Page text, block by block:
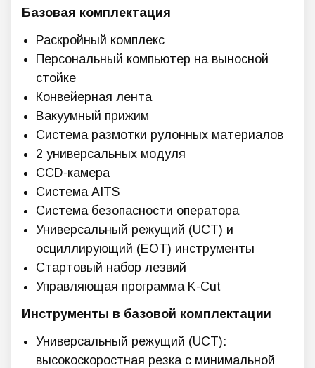
Базовая комплектация
Раскройный комплекс
Персональный компьютер на выносной
стойке
Конвейерная лента
Вакуумный прижим
Система размотки рулонных материалов
2 универсальных модуля
CCD-камера
Система AITS
Система безопасности оператора
Универсальный режущий (UCT) и
осциллирующий (EOT) инструменты
Стартовый набор лезвий
Управляющая программа K-Cut
Инструменты в базовой комплектации
Универсальный режущий (UCT):
высокоскоростная резка с минимальной